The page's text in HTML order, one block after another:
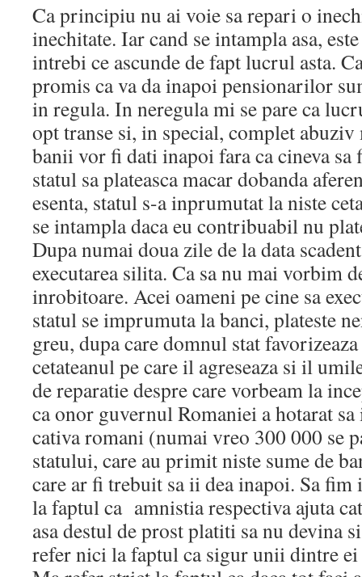
Ca principiu nu ai voie sa repari o
inechitate. Iar cand se intampla asa,
intrebi ce ascunde de fapt lucrul asta.
promis ca va da inapoi pensionarilor
in regula. In neregula mi se pare ca
opt transe si, in special, complet abuziv
banii vor fi dati inapoi fara ca cineva sa
statul sa plateasca macar dobanda
esenta, statul s-a inprumutat la niste
se intampla daca eu contribuabil nu
Dupa numai doua zile de la data
executarea silita. Ca sa nu mai vorbim
inrobitoare. Acei oameni pe cine sa
statul se imprumuta la banci, plateste
greu, dupa care domnul stat
cetateanul pe care il agreseaza si il
de reparatie despre care vorbeam la
ca onor guvernul Romaniei a hotarat
cativa romani (numai vreo 300 000 se
statului, care au primit niste sume de
care ar fi trebuit sa ii dea inapoi. Sa
la faptul ca amnistia respectiva ajuta
asa destul de prost platiti sa nu devina
refer nici la faptul ca sigur unii dintre